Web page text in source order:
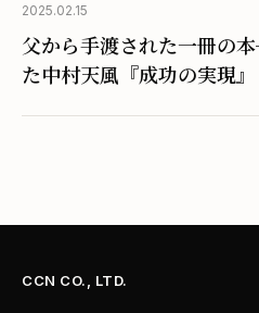
2025.02.15
父から手渡された一冊の
た中村天風『成功の実現』
CCN CO., LTD.